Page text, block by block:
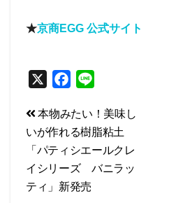
★京商EGG 公式サイト
c
e
b
o
o
n
e
投
稿
ナ
ビ
本物みたい！美味し
いが作れる樹脂粘土
「パティシエールクレ
イシリーズ バニラッ
ティ」新発売